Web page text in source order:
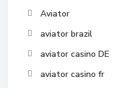
Aviator
aviator brazil
aviator casino DE
aviator casino fr